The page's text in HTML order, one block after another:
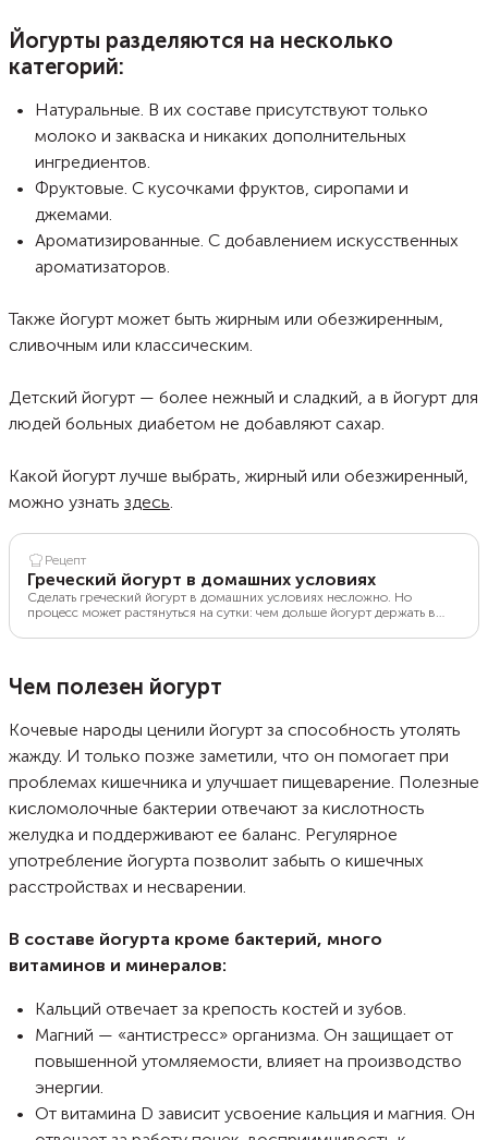
Йогурты разделяются на несколько
категорий:
Натуральные. В их составе присутствуют только
молоко и закваска и никаких дополнительных
ингредиентов.
Фруктовые. С кусочками фруктов, сиропами и
джемами.
Ароматизированные. С добавлением искусственных
ароматизаторов.
Также йогурт может быть жирным или обезжиренным,
сливочным или классическим.
Детский йогурт — более нежный и сладкий, а в йогурт для
людей больных диабетом не добавляют сахар.
Какой йогурт лучше выбрать, жирный или обезжиренный,
можно узнать здесь.
Рецепт
Греческий йогурт в домашних условиях
Сделать греческий йогурт в домашних условиях несложно. Но
процесс может растянуться на сутки: чем дольше йогурт держать в
домашнего греческого йогурта включает всего 2 ингредиента, а вот
Чем полезен йогурт
Кочевые народы ценили йогурт за способность утолять
жажду. И только позже заметили, что он помогает при
проблемах кишечника и улучшает пищеварение. Полезные
кисломолочные бактерии отвечают за кислотность
желудка и поддерживают ее баланс. Регулярное
употребление йогурта позволит забыть о кишечных
расстройствах и несварении.
В составе йогурта кроме бактерий, много
витаминов и минералов:
Кальций отвечает за крепость костей и зубов.
Магний — «антистресс» организма. Он защищает от
повышенной утомляемости, влияет на производство
энергии.
От витамина D зависит усвоение кальция и магния. Он